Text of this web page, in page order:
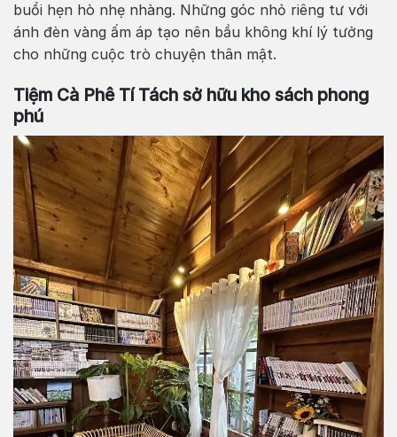
buổi hẹn hò nhẹ nhàng. Những góc nhỏ riêng tư với
ánh đèn vàng ấm áp tạo nên bầu không khí lý tưởng
cho những cuộc trò chuyện thân mật.
Tiệm Cà Phê Tí Tách sở hữu kho sách phong
phú